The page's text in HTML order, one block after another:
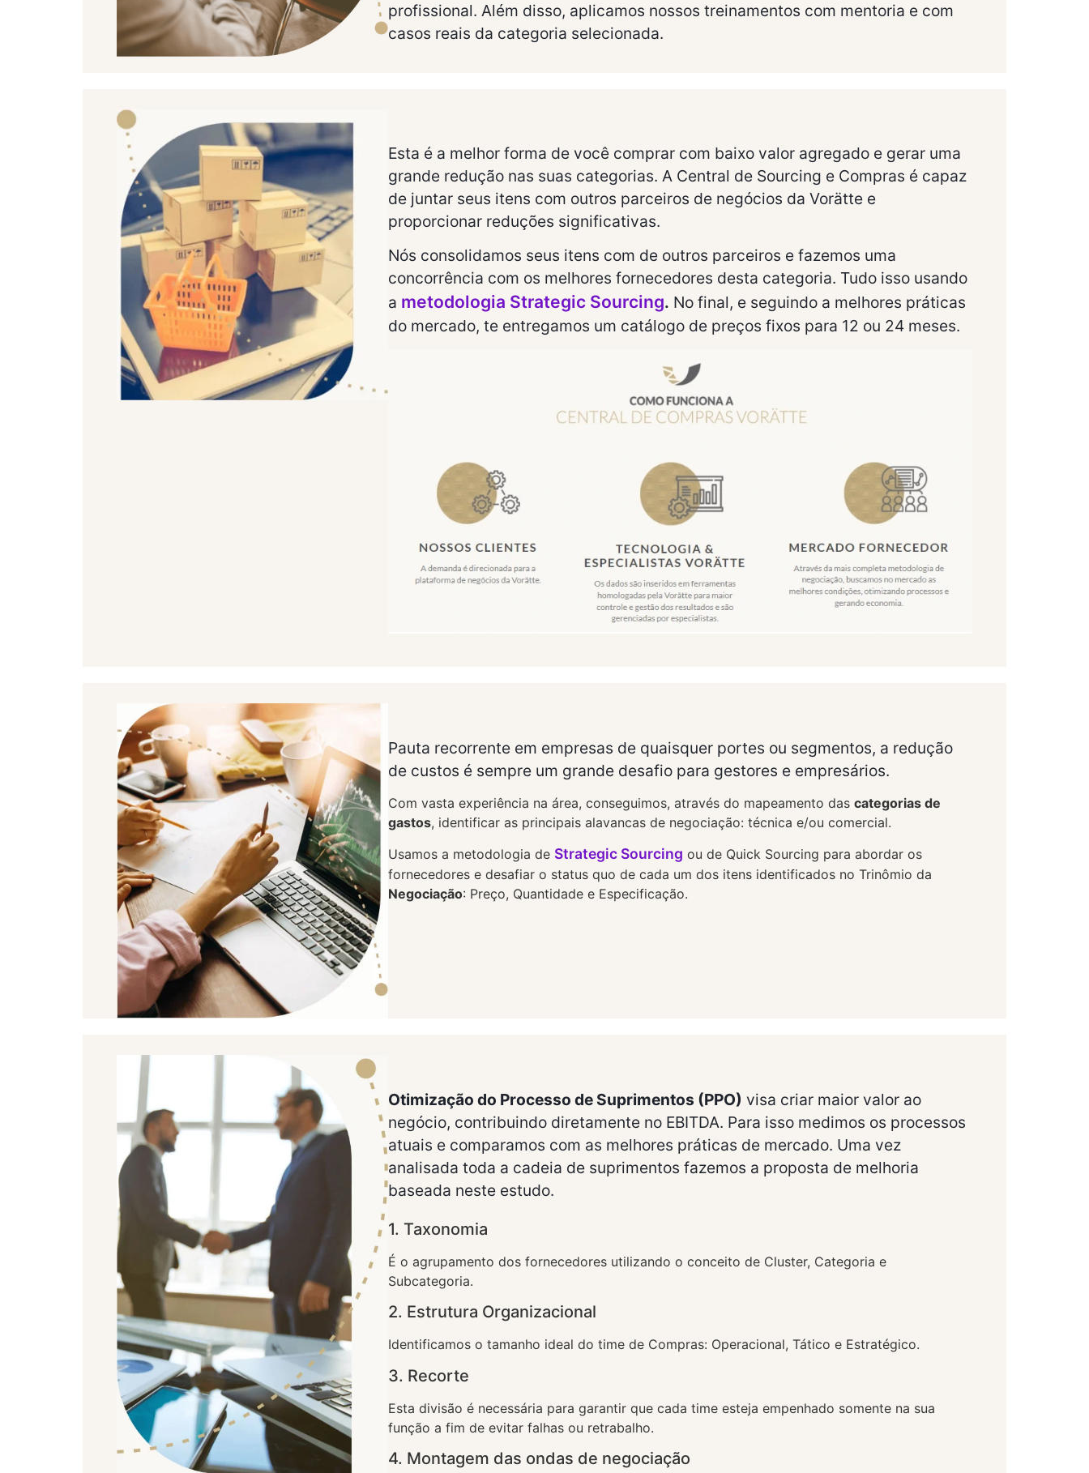
profissional. Além disso, aplicamos nossos treinamentos com mentoria e com
casos reais da categoria selecionada.
Esta é a melhor forma de você comprar com baixo valor agregado e gerar uma
grande redução nas suas categorias. A Central de Sourcing e Compras é capaz
de juntar seus itens com outros parceiros de negócios da Vorätte e
proporcionar reduções significativas.
Nós consolidamos seus itens com de outros parceiros e fazemos uma
concorrência com os melhores fornecedores desta categoria. Tudo isso usando
a metodologia Strategic Sourcing. No final, e seguindo a melhores práticas
do mercado, te entregamos um catálogo de preços fixos para 12 ou 24 meses.
Pauta recorrente em empresas de quaisquer portes ou segmentos, a redução
de custos é sempre um grande desafio para gestores e empresários.
Com vasta experiência na área, conseguimos, através do mapeamento das categorias de
gastos, identificar as principais alavancas de negociação: técnica e/ou comercial.
Usamos a metodologia de Strategic Sourcing ou de Quick Sourcing para abordar os
fornecedores e desafiar o status quo de cada um dos itens identificados no Trinômio da
Negociação: Preço, Quantidade e Especificação.
Otimização do Processo de Suprimentos (PPO) visa criar maior valor ao
negócio, contribuindo diretamente no EBITDA. Para isso medimos os processos
atuais e comparamos com as melhores práticas de mercado. Uma vez
analisada toda a cadeia de suprimentos fazemos a proposta de melhoria
baseada neste estudo.
1. Taxonomia
É o agrupamento dos fornecedores utilizando o conceito de Cluster, Categoria e
Subcategoria.
2. Estrutura Organizacional
Identificamos o tamanho ideal do time de Compras: Operacional, Tático e Estratégico.
3. Recorte
Esta divisão é necessária para garantir que cada time esteja empenhado somente na sua
função a fim de evitar falhas ou retrabalho.
4. Montagem das ondas de negociação